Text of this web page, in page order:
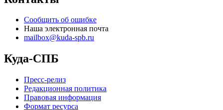
Сообщить об ошибке
Наша электронная почта
mailbox@kuda-spb.ru
Куда-СПБ
Пресс-релиз
Редакционная политика
Правовая информация
Формат ресурса